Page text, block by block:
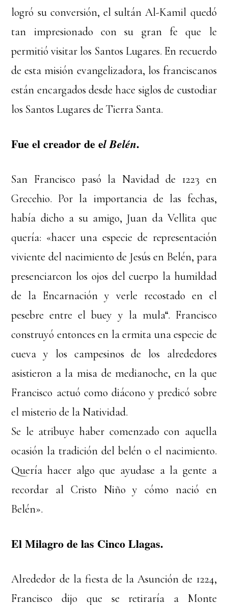
logró su conversión, el sultán Al-Kamil quedó
tan impresionado con su gran fe que le
permitió visitar los Santos Lugares. En recuerdo
de esta misión evangelizadora, los franciscanos
están encargados desde hace siglos de custodiar
los Santos Lugares de Tierra Santa.
Fue el creador de el Belén.
San Francisco pasó la Navidad de 1223 en
Grecehio. Por la importancia de las fechas,
había dicho a su amigo, Juan da Vellita que
quería: «hacer una especie de representación
viviente del nacimiento de Jesús en Belén, para
presenciarcon los ojos del cuerpo la humildad
de la Encarnación y verle recostado en el
pesebre entre el buey y la mula“. Francisco
construyó entonces en la ermita una especie de
cueva y los campesinos de los alrededores
asistieron a la misa de medianoche, en la que
Francisco actuó como diácono y predicó sobre
el misterio de la Natividad.
Se le atribuye haber comenzado con aquella
ocasión la tradición del belén o el nacimiento.
Quería hacer algo que ayudase a la gente a
recordar al Cristo Niño y cómo nació en
Belén».
El Milagro de las Cinco Llagas.
Alrededor de la fiesta de la Asunción de 1224,
Francisco dijo que se retiraría a Monte